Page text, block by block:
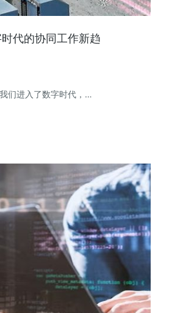
代的协同工作新趋
们进入了数字时代，…